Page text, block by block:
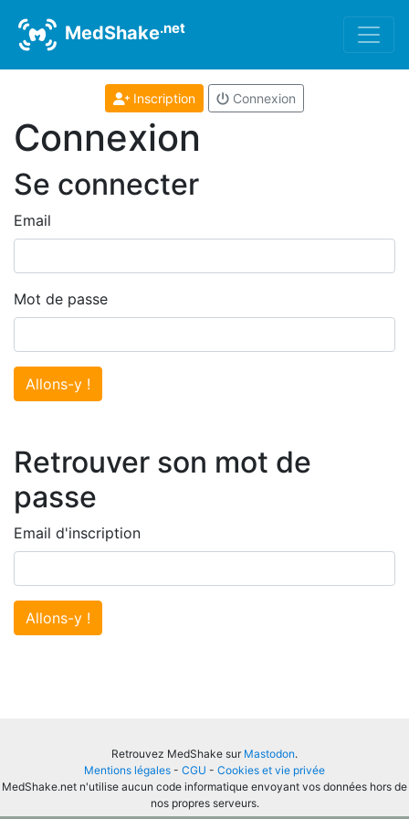
MedShake.net
Inscription Connexion
Connexion
Se connecter
Email
Mot de passe
Allons-y !
Retrouver son mot de
passe
Email d'inscription
Allons-y !
Retrouvez MedShake sur Mastodon.
Mentions légales - CGU - Cookies et vie privée
MedShake.net n'utilise aucun code informatique envoyant vos données hors de
nos propres serveurs.